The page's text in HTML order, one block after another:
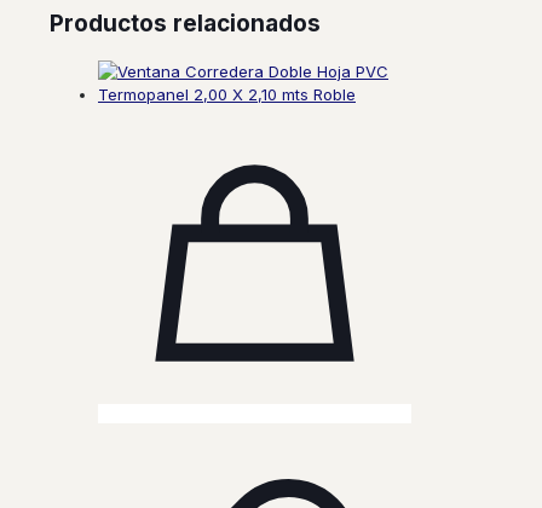
Productos relacionados